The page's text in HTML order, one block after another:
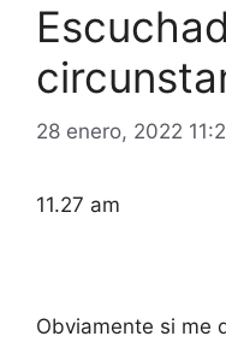
28 enero, 2022
11.27 am
Obviamente si me